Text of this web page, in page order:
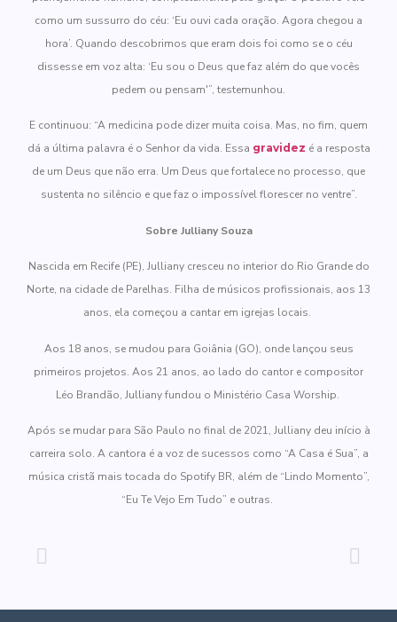
como um sussurro do céu: ‘Eu ouvi cada oração. Agora chegou a
hora’. Quando descobrimos que eram dois foi como se o céu
dissesse em voz alta: ‘Eu sou o Deus que faz além do que vocês
pedem ou pensam'”, testemunhou.
E continuou: “A medicina pode dizer muita coisa. Mas, no fim, quem
dá a última palavra é o Senhor da vida. Essa gravidez é a resposta
de um Deus que não erra. Um Deus que fortalece no processo, que
sustenta no silêncio e que faz o impossível florescer no ventre”.
Sobre Julliany Souza
Nascida em Recife (PE), Julliany cresceu no interior do Rio Grande do
Norte, na cidade de Parelhas. Filha de músicos profissionais, aos 13
anos, ela começou a cantar em igrejas locais.
Aos 18 anos, se mudou para Goiânia (GO), onde lançou seus
primeiros projetos. Aos 21 anos, ao lado do cantor e compositor
Léo Brandão, Julliany fundou o Ministério Casa Worship.
Após se mudar para São Paulo no final de 2021, Julliany deu início à
carreira solo. A cantora é a voz de sucessos como “A Casa é Sua”, a
música cristã mais tocada do Spotify BR, além de “Lindo Momento”,
“Eu Te Vejo Em Tudo” e outras.